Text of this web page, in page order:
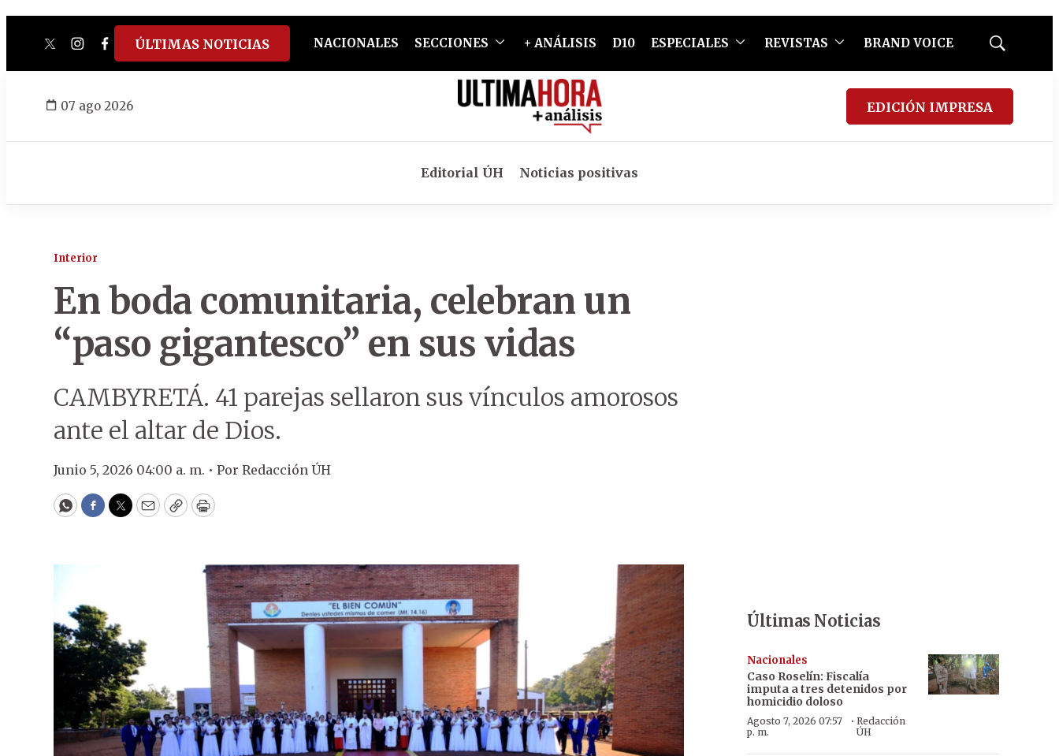
twitterinstagram
facebook
tiktokyoutube
spotify
ÚLTIMAS NOTICIAS NACIONALES SECCIONES + ANÁLISIS D10 ESPECIALES REVISTAS BRAND VOICE
Mostrar
07 ago 2026 EDICIÓN IMPRESA
Editorial ÚH Noticias positivas
Interior
En boda comunitaria, celebran un
“paso gigantesco” en sus vidas
CAMBYRETÁ. 41 parejas sellaron sus vínculos amorosos
ante el altar de Dios.
Junio 5, 2026 04:00 a. m. • Por Redacción ÚH
WhatsApp
Facebook
Twitter
EmailCopyPrint
Últimas Noticias
Nacionales
Caso Roselín: Fiscalía
imputa a tres detenidos por
homicidio doloso
Agosto 7, 2026 07:57
p. m.
· Redacción
ÚH